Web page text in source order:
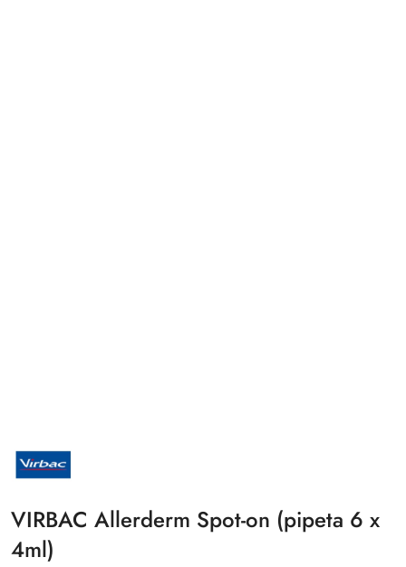
NAZWA
PRODUCENTA:
VIRBAC
VIRBAC Allerderm Spot-on (pipeta 6 x
4ml)